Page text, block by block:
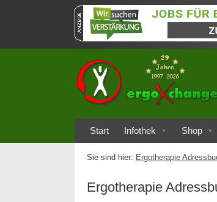
Start Infothek Shop
Sie sind hier: Ergotherapie
Ergotherapie